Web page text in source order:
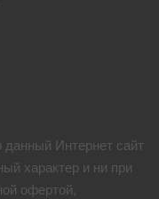
Интернет сайт
характер и ни при
офертой,